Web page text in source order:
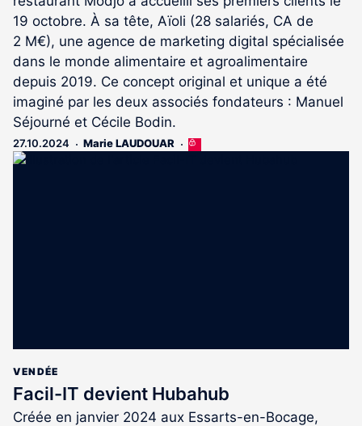
19 octobre. À sa tête, Aïoli (28 salariés, CA de
2 M€), une agence de marketing digital spécialisée
dans le monde alimentaire et agroalimentaire
depuis 2019. Ce concept original et unique a été
imaginé par les deux associés fondateurs : Manuel
Séjourné et Cécile Bodin.
27.10.2024 Marie LAUDOUAR
Cet
VENDÉE
Facil-IT devient Hubahub
Créée en janvier 2024 aux Essarts-en-Bocage,